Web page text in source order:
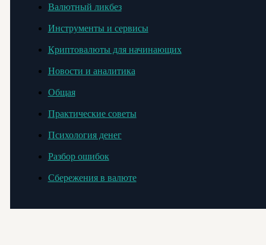
Валютный ликбез
Инструменты и сервисы
Криптовалюты для начинающих
Новости и аналитика
Общая
Практические советы
Психология денег
Разбор ошибок
Сбережения в валюте